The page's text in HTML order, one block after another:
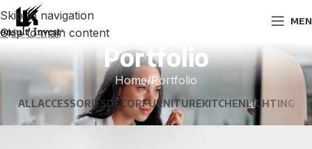
Skip to navigation
Skip to main content
Portfolio
Home Portfolio
ALLACCESSORIESDECORFURNITUREKITCHENLIGHTING